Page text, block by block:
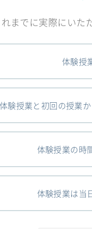
までに実際にいた
体験授
験授業と初回の授業
体験授業の時
体験授業は当